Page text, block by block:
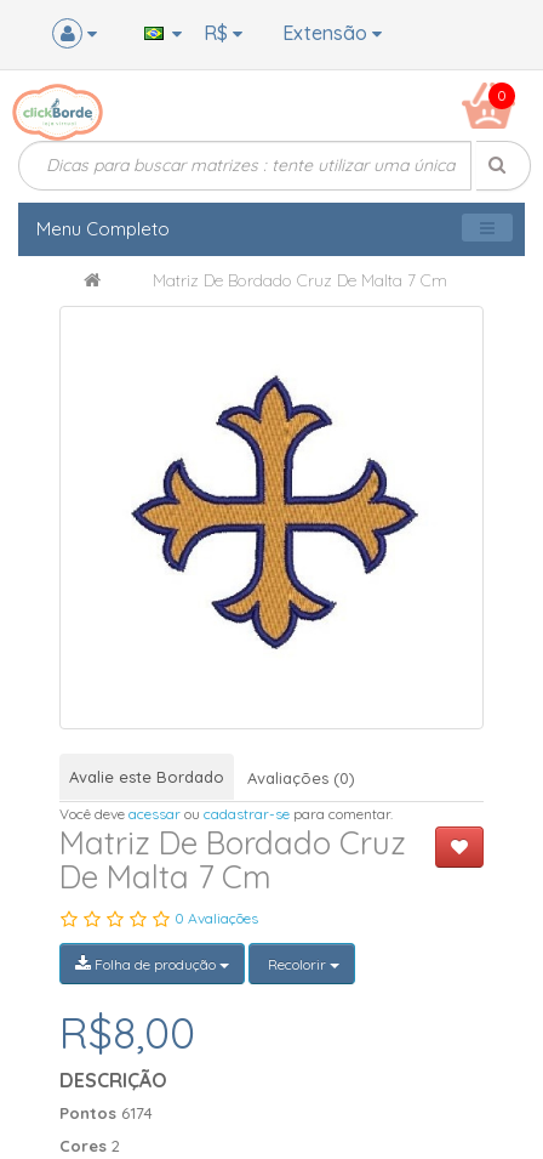
Extensão
R$
0
Menu Completo
Matriz De Bordado Cruz De Malta 7 Cm
Avalie este Bordado Avaliações (0)
Você deveacessar oucadastrar-se para comentar.
Matriz De Bordado Cruz
De Malta 7 Cm
0 Avaliações
Folha de produção Recolorir
R$8,00
DESCRIÇÃO
Pontos 6174
Cores2